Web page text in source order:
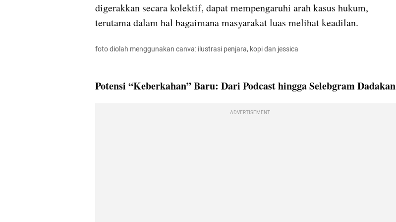
digerakkan secara kolektif, dapat mempengaruhi arah kasus hukum,
terutama dalam hal bagaimana masyarakat luas melihat keadilan.
foto diolah menggunakan canva: ilustrasi penjara, kopi dan jessica
Potensi “Keberkahan” Baru: Dari Podcast hingga Selebgram Dadakan
ADVERTISEMENT